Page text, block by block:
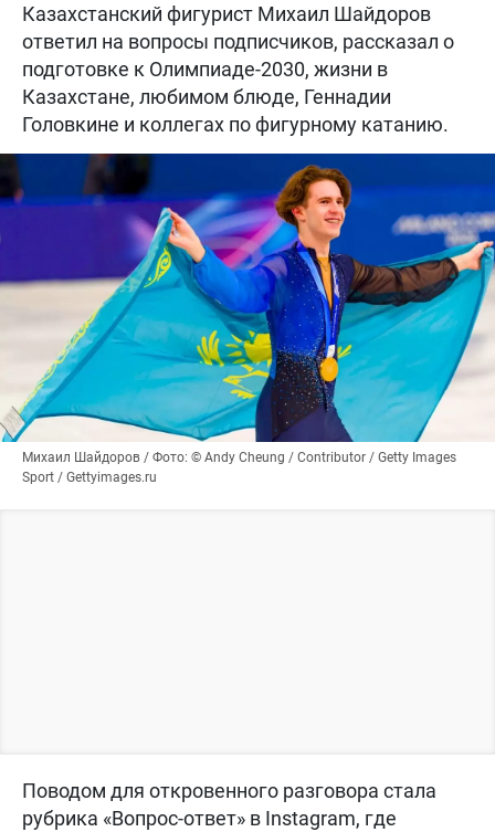
Казахстанский фигурист Михаил Шайдоров
ответил на вопросы подписчиков, рассказал о
подготовке к Олимпиаде-2030, жизни в
Казахстане, любимом блюде, Геннадии
Головкине и коллегах по фигурному катанию.
Михаил Шайдоров / Фото: © Andy Cheung / Contributor / Getty Images
Sport / Gettyimages.ru
Поводом для откровенного разговора стала
рубрика «Вопрос-ответ» в Instagram, где